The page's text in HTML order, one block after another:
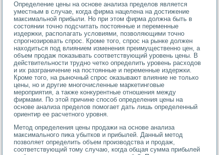
Определение цены на основе анализа пределов является
уместным в случае, когда фирма нацелена на достижение
максимальной прибыли. Но при этом фирма должна быть в
состоянии точно подсчитать постоянные и переменные
издержки, располагать условиями, позволяющими точно
спрогнозировать спрос. Кроме того, спрос на рынке должен
находиться под влиянием изменения преимущественно цен, а
объем продаж показывать соответствующий уровень цены. В
действительности трудно четко определить уровень расходов
и их разграничение на постоянные и переменные издержки.
Кроме того, на рыночный спрос оказывают влияние не только
цены, но и другие многочисленные маркетинговые
мероприятия, а также конкурентные отношения между
фирмами. По этой причине способ определения цены на
основе анализа пределов помогает дать лишь определенный
ориентир ее расчетного уровня.
Метод определения цены продажи на основе анализа
максимального пика убытков и прибылей. Данный метод
позволяет определить объем производства и продаж,
соответствующий тому случаю, когда общая сумма прибылей